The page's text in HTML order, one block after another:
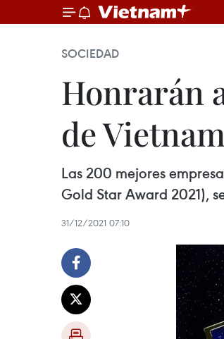
SOCIEDAD
Honrarán
de
Las 200 mejores
Gold Star Award 2021),
31/12/2021 07:10